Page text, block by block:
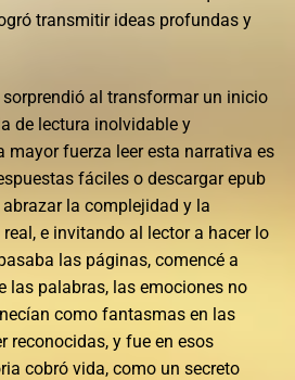
transmitir ideas profundas y
sorprendió al transformar un inicio
de lectura inolvidable y
mayor fuerza leer esta narrativa es
fáciles o descargar epub
la complejidad y la
e invitando al lector a hacer lo
las páginas, comencé a
las palabras, las emociones no
como fantasmas en las
reconocidas, y fue en esos
cobró vida, como un secreto